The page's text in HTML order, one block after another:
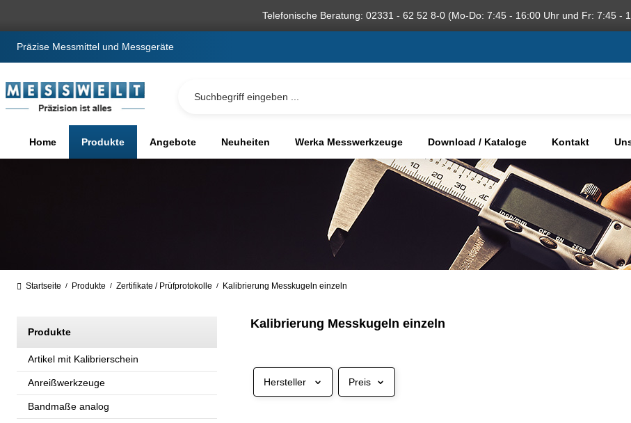
Telefonische Beratung: 02331 - 62 52 8-0 (Mo-Do: 7:45 - 16:00 Uhr und Fr: 7:45 -
Präzise Messmittel und Messgeräte
Home Produkte Angebote Neuheiten Werka Messwerkzeuge Download / Kataloge Kontakt
Startseite / Produkte / Zertifikate / Prüfprotokolle / Kalibrierung Messkugeln einzeln
Produkte
Artikel mit Kalibrierschein
Anreißwerkzeuge
Bandmaße analog
Kalibrierung Messkugeln einzeln
Hersteller Preis